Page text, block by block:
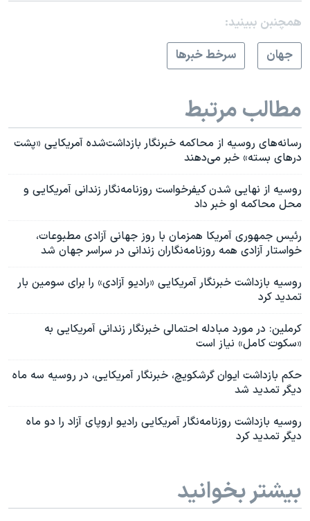
همچنبن ببینید:
جهان
سرخط خبرها
مطالب مرتبط
رسانه‌های روسیه از محاکمه خبرنگار بازداشت‌شده آمریکایی «پشت
درهای بسته» خبر می‌دهند
روسیه از نهایی شدن کیفرخواست روزنامه‌نگار زندانی آمریکایی و
محل محاکمه او خبر داد
رئیس جمهوری آمریکا همزمان با روز جهانی آزادی مطبوعات،
خواستار آزادی همه روزنامه‌نگاران زندانی در سراسر جهان شد
روسیه بازداشت خبرنگار آمریکایی «رادیو آزادی» را برای سومین بار
تمدید کرد
کرملین: در مورد مبادله احتمالی خبرنگار زندانی آمریکایی به
«سکوت کامل» نیاز است
حکم بازداشت ایوان گرشکویچ، خبرنگار آمریکایی، در روسیه سه ماه
دیگر تمدید شد
روسیه بازداشت روزنامه‌نگار آمریکایی رادیو اروپای آزاد را دو ماه
دیگر تمدید کرد
بیشتر بخوانید